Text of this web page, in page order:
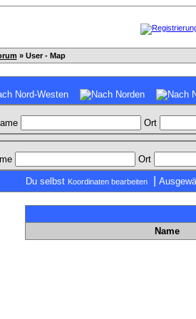
» User - Map
Ort
Ort
Du selbst Koordinaten bearbeiten
Name